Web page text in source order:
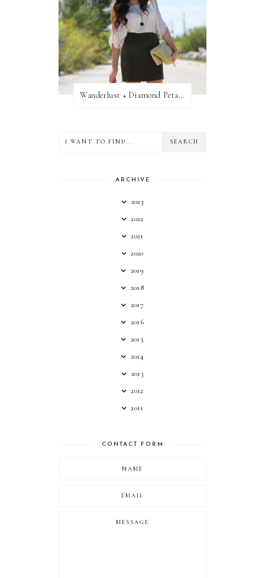
Wanderlust + Diamond Petal Giveaway
ARCHIVE
2023
2022
2021
2020
2019
2018
2017
2016
2015
2014
2013
2012
2011
CONTACT FORM